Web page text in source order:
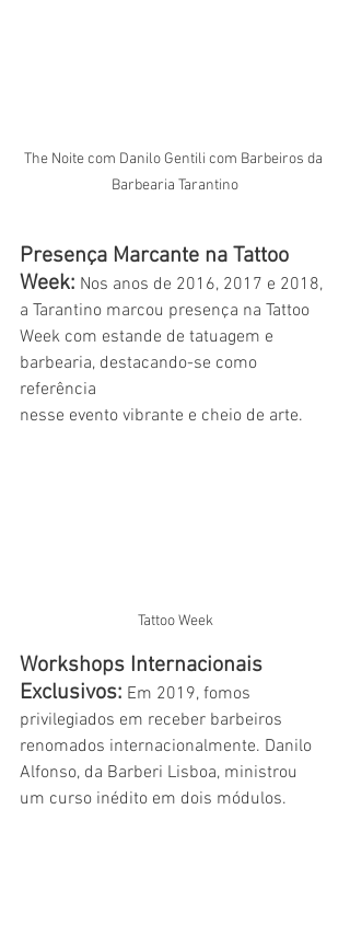
The Noite com Danilo Gentili com Barbeiros da
Barbearia Tarantino
Presença Marcante na Tattoo
Week: Nos anos de 2016, 2017 e 2018,
a Tarantino marcou presença na Tattoo
Week com estande de tatuagem e
barbearia, destacando-se como
referência
nesse evento vibrante e cheio de arte.
Tattoo Week
Workshops Internacionais
Exclusivos: Em 2019, fomos
privilegiados em receber barbeiros
renomados internacionalmente. Danilo
Alfonso, da Barberi Lisboa, ministrou
um curso inédito em dois módulos.